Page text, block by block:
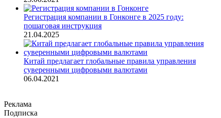
Регистрация компании в Гонконге в 2025 году:
пошаговая инструкция
21.04.2025
Китай предлагает глобальные правила управления
суверенными цифровыми валютами
06.04.2021
Реклама
Подписка